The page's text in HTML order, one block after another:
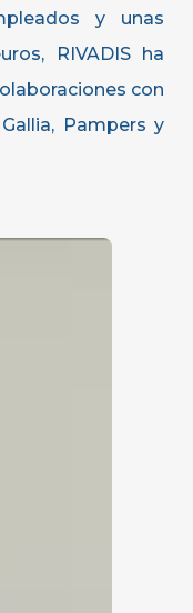
y unas
RIVADIS ha
con
Pampers y